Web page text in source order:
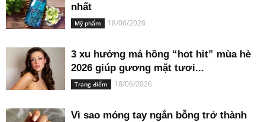
nhất
Mỹ phẩm 18/06/2026
3 xu hướng má hồng “hot hit” mùa hè
2026 giúp gương mặt tươi...
Trang điểm 18/06/2026
Vì sao móng tay ngắn bỗng trở thành